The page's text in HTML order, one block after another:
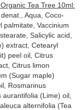
Tea Tree 10ml:
Aqua, Coco-
palmitate, Vaccinium
Salicylic acid,
extract, Cetearyl
peel oil, Citrus
Citrus limon
(Sugar maple)
Rosmarinus
(Lime) oil,
alternifolia (Tea